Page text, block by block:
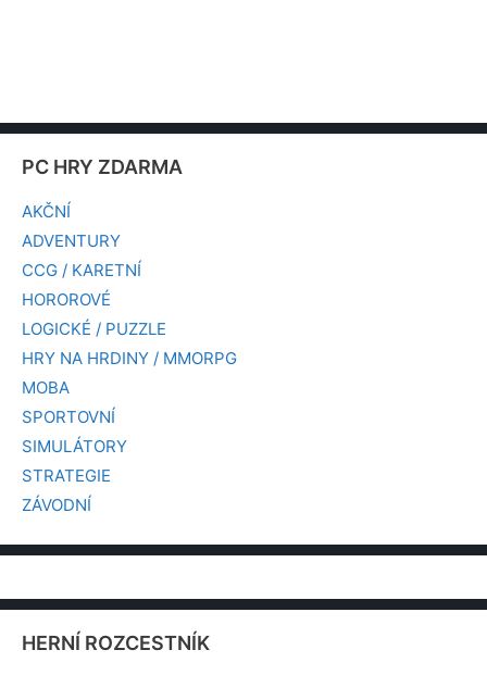
PC HRY ZDARMA
AKČNÍ
ADVENTURY
CCG / KARETNÍ
HOROROVÉ
LOGICKÉ / PUZZLE
HRY NA HRDINY / MMORPG
MOBA
SPORTOVNÍ
SIMULÁTORY
STRATEGIE
ZÁVODNÍ
HERNÍ ROZCESTNÍK